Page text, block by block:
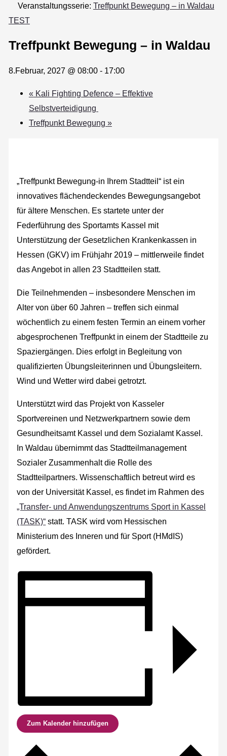
Veranstaltungsserie: Treffpunkt Bewegung – in Waldau
TEST
Treffpunkt Bewegung – in Waldau
8.Februar, 2027 @ 08:00- 17:00
« Kali Fighting Defence – Effektive
Selbstverteidigung
Treffpunkt Bewegung »
„Treffpunkt Bewegung‐in Ihrem Stadtteil“ ist ein
innovatives flächendeckendes Bewegungsangebot
für ältere Menschen. Es startete unter der
Federführung des Sportamts Kassel mit
Unterstützung der Gesetzlichen Krankenkassen in
Hessen (GKV) im Frühjahr 2019 – mittlerweile findet
das Angebot in allen 23 Stadtteilen statt.
Die Teilnehmenden – insbesondere Menschen im
Alter von über 60 Jahren – treffen sich einmal
wöchentlich zu einem festen Termin an einem vorher
abgesprochenen Treffpunkt in einem der Stadtteile zu
Spaziergängen. Dies erfolgt in Begleitung von
qualifizierten Übungsleiterinnen und Übungsleitern.
Wind und Wetter wird dabei getrotzt.
Unterstützt wird das Projekt von Kasseler
Sportvereinen und Netzwerkpartnern sowie dem
Gesundheitsamt Kassel und dem Sozialamt Kassel.
In Waldau übernimmt das Stadtteilmanagement
Sozialer Zusammenhalt die Rolle des
Stadtteilpartners. Wissenschaftlich betreut wird es
von der Universität Kassel, es findet im Rahmen des
„Transfer‐ und Anwendungszentrums Sport in Kassel
(TASK)“ statt. TASK wird vom Hessischen
Ministerium des Inneren und für Sport (HMdIS)
gefördert.
Zum Kalender hinzufügen